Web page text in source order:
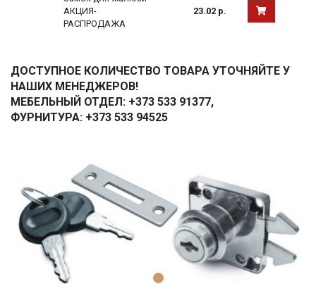
АКЦИЯ-
РАСПРОДАЖА
23.02 р.
ДОСТУПНОЕ КОЛИЧЕСТВО ТОВАРА УТОЧНЯЙТЕ У
НАШИХ МЕНЕДЖЕРОВ!
МЕБЕЛЬНЫЙ ОТДЕЛ: +373 533 91377,
ФУРНИТУРА: +373 533 94525